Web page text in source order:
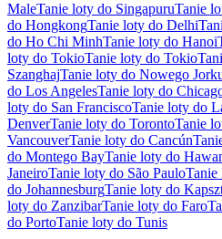
MaleTanie loty do SingapuruTanie
do HongkongTanie loty do Delhi
do Ho Chi MinhTanie loty do Hanoi
loty do TokioTanie loty do Tokio
SzanghajTanie loty do Nowego
do Los AngelesTanie loty do
loty do San FranciscoTanie loty do
DenverTanie loty do TorontoTanie
VancouverTanie loty do Cancún
do Montego BayTanie loty do
JaneiroTanie loty do São PauloTanie
do JohannesburgTanie loty do
loty do ZanzibarTanie loty do Faro
do PortoTanie loty do Tunis